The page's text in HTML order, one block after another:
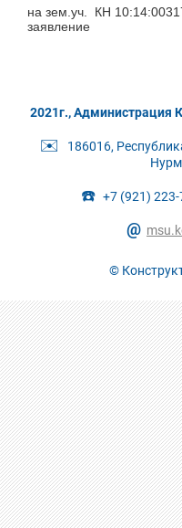
на зем.уч. КН
заявление
2021г., Администрация
✉️ 186016,
☎️ +7 (921)
@
©